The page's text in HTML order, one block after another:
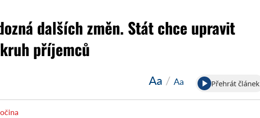
dalších změn. Stát chce upravit
příjemců
Aa / Aa Přehrát článek